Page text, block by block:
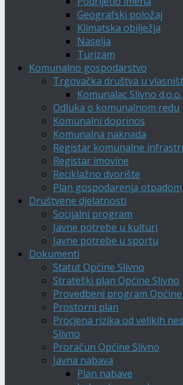
Geografski položaj
Klimatska obilježja
Naselja
Turizam
Komunalno gospodarstvo
Trgovačka društva u
Komunalac Slivno d.o.o.
Odluka o komunalnom redu
Komunalni doprinos
Komunalna naknada
Registar komunalne
Registar imovine
Reciklažno dvorište
Plan gospodarenja otpadom
Društvene djelatnosti
Socijalni program
Javne potrebe u kulturi
Javne potrebe u sportu
Dokumenti
Statut Općine Slivno
Strateški plan Općine Slivno
Provedbeni program
Prostorni plan
Procjena rizika od velikih
Slivno
Proračun Općine Slivno
Javna nabava
Plan nabave